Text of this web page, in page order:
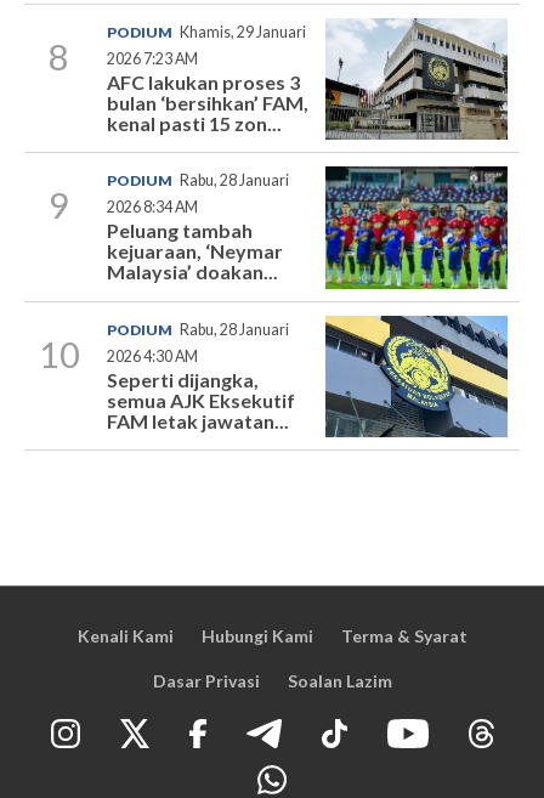
8
PODIUM Khamis, 29 Januari
2026 7:23 AM
AFC lakukan proses 3
bulan ‘bersihkan’ FAM,
kenal pasti 15 zon...
9
PODIUM Rabu, 28 Januari
2026 8:34 AM
Peluang tambah
kejuaraan, ‘Neymar
Malaysia’ doakan...
10
PODIUM Rabu, 28 Januari
2026 4:30 AM
Seperti dijangka,
semua AJK Eksekutif
FAM letak jawatan...
Kenali Kami Hubungi Kami Terma & Syarat
Dasar Privasi Soalan Lazim